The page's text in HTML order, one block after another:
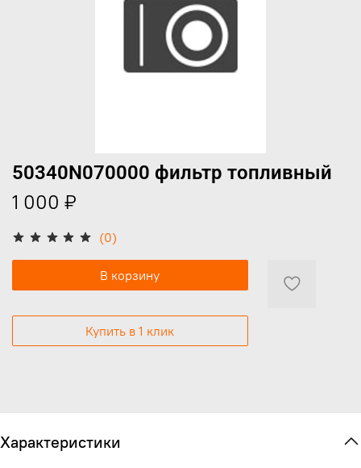
(0)
50340N070000 фильтр топливный
1 000 ₽
В корзину
Купить в 1 клик
Характеристики